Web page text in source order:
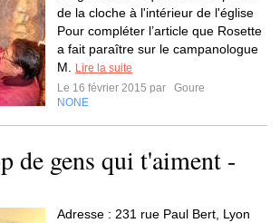
de la cloche à l'intérieur de l'église
Pour compléter l’article que Rosette
a fait paraître sur le campanologue
M.
Lire la suite
Le 16 février 2015 par
Goure
NONE
de gens qui t'aiment -
Adresse : 231 rue Paul Bert, Lyon